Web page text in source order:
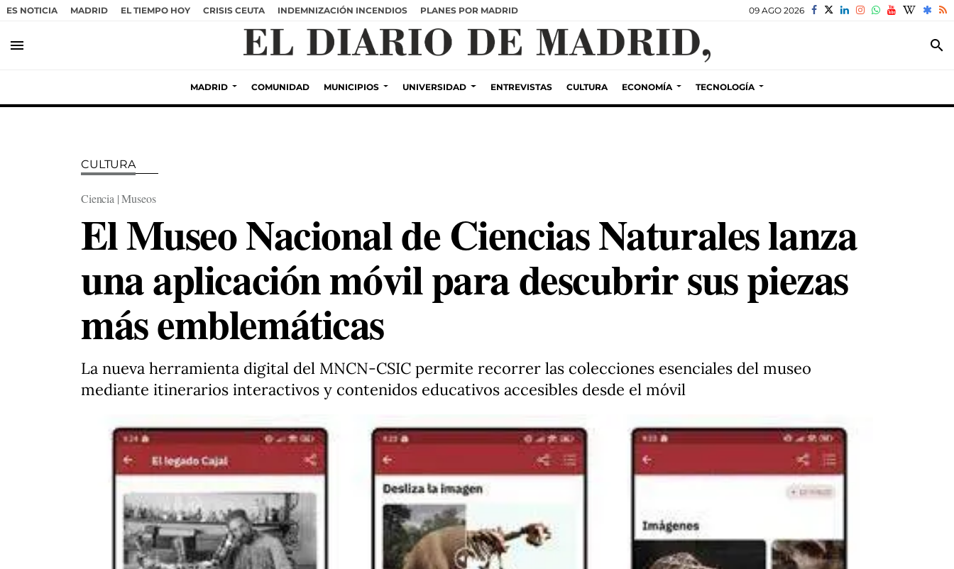
ES NOTICIA MADRID EL TIEMPO HOY CRISIS CEUTA INDEMNIZACIÓN INCENDIOS PLANES POR MADRID 09 AGO 2026
menu search
MADRID COMUNIDAD MUNICIPIOS UNIVERSIDAD ENTREVISTAS CULTURA ECONOMÍA TECNOLOGÍA
CULTURA
Ciencia | Museos
El Museo Nacional de Ciencias Naturales lanza
una aplicación móvil para descubrir sus piezas
más emblemáticas
La nueva herramienta digital del MNCN-CSIC permite recorrer las colecciones esenciales del museo
mediante itinerarios interactivos y contenidos educativos accesibles desde el móvil